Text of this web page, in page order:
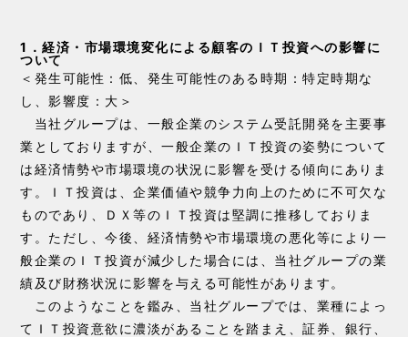
1．経済・市場環境変化による顧客のＩＴ投資への影響に
ついて
＜発生可能性：低、発生可能性のある時期：特定時期な
し、影響度：大＞
当社グループは、一般企業のシステム受託開発を主要事
業としておりますが、一般企業のＩＴ投資の姿勢について
は経済情勢や市場環境の状況に影響を受ける傾向にありま
す。ＩＴ投資は、企業価値や競争力向上のために不可欠な
ものであり、ＤＸ等のＩＴ投資は堅調に推移しておりま
す。ただし、今後、経済情勢や市場環境の悪化等により一
般企業のＩＴ投資が減少した場合には、当社グループの業
績及び財務状況に影響を与える可能性があります。
このようなことを鑑み、当社グループでは、業種によっ
てＩＴ投資意欲に濃淡があることを踏まえ、証券、銀行、